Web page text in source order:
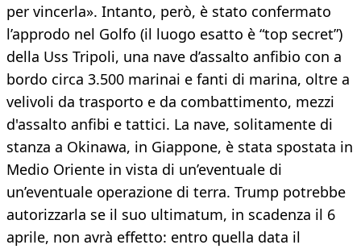
per vincerla». Intanto, però, è stato confermato
l’approdo nel Golfo (il luogo esatto è “top secret”)
della Uss Tripoli, una nave d’assalto anfibio con a
bordo circa 3.500 marinai e fanti di marina, oltre a
velivoli da trasporto e da combattimento, mezzi
d'assalto anfibi e tattici. La nave, solitamente di
stanza a Okinawa, in Giappone, è stata spostata in
Medio Oriente in vista di un’eventuale di
un’eventuale operazione di terra. Trump potrebbe
autorizzarla se il suo ultimatum, in scadenza il 6
aprile, non avrà effetto: entro quella data il